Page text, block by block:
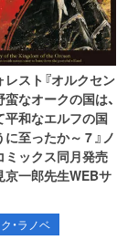
スト『オルクセン
なオークの国は、
平和なエルフの国
至ったか～ 7 』ノ
ミックス同月発売
一郎先生WEBサ
・ラノベ